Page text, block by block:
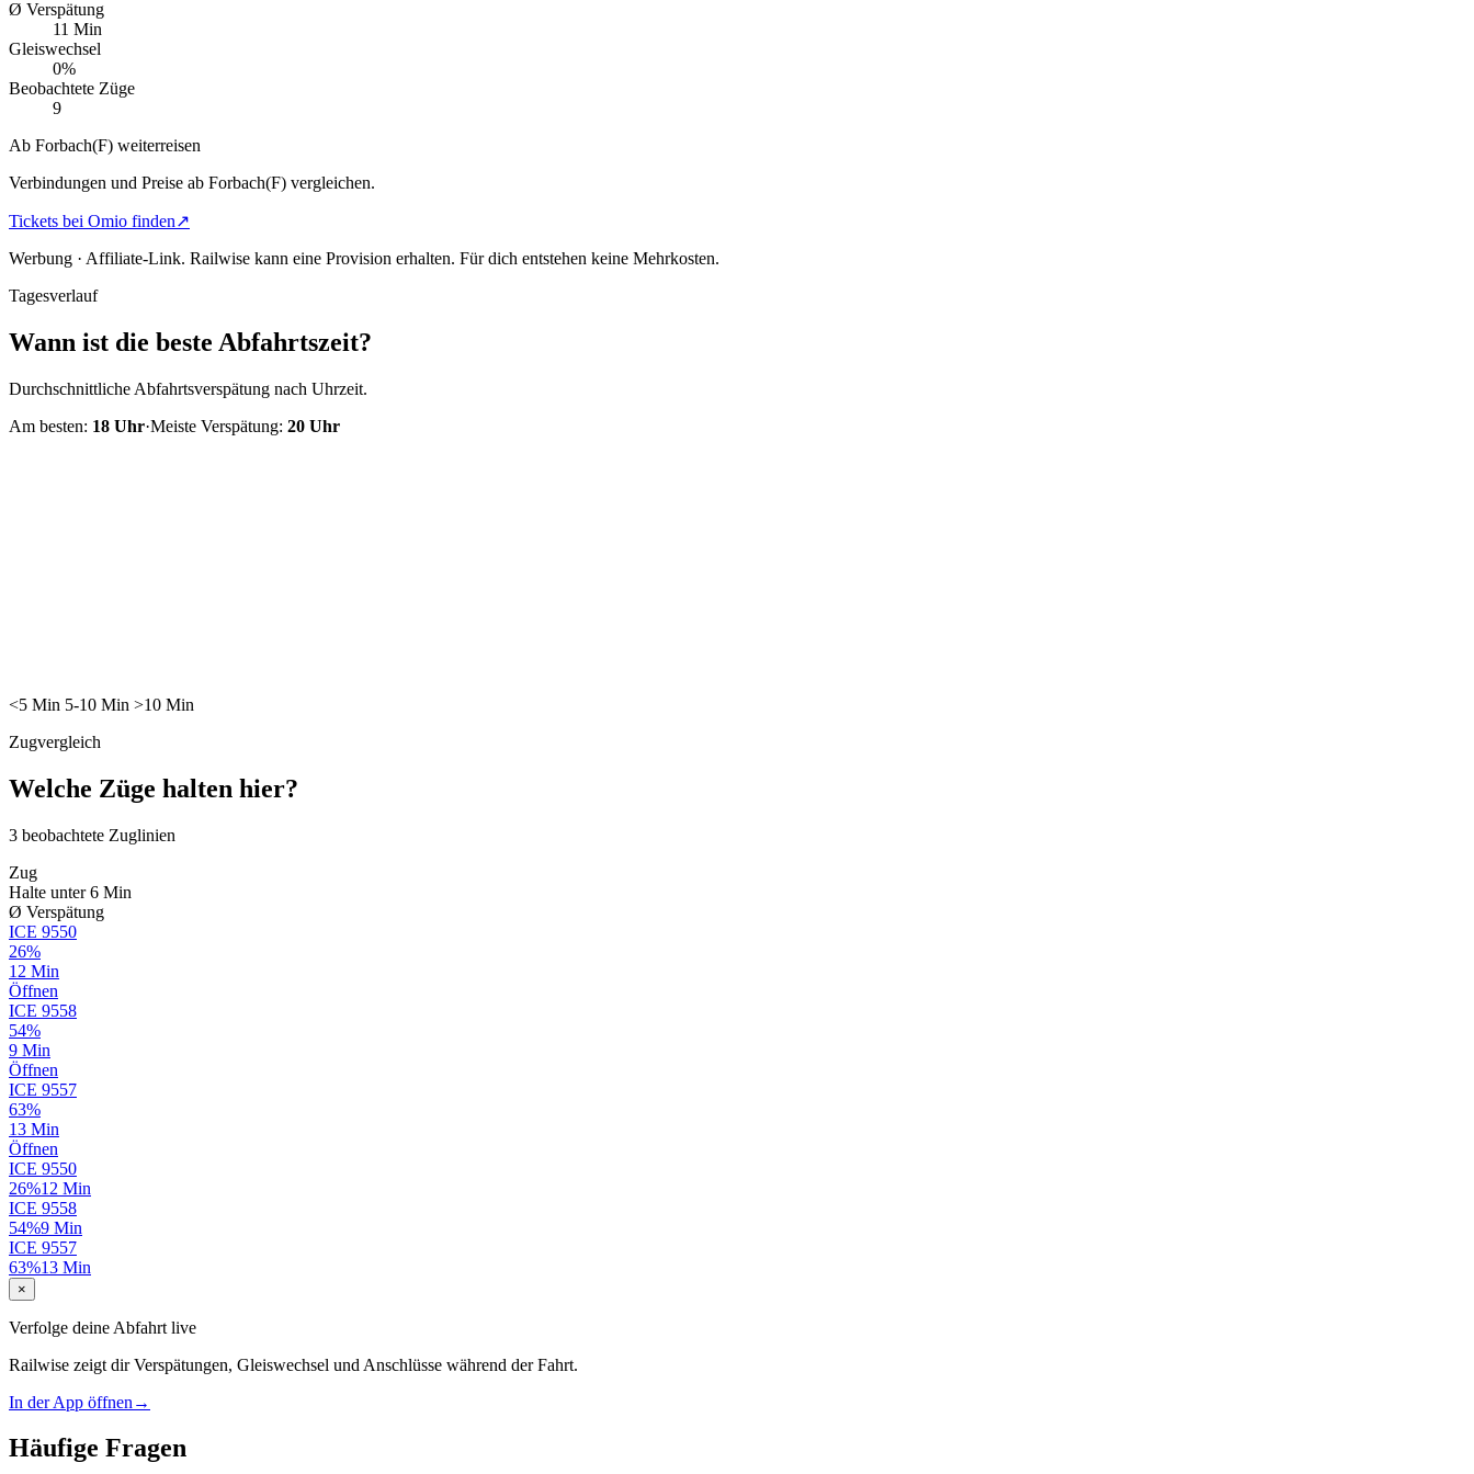
Ø Verspätung
11 Min
Gleiswechsel
0%
Beobachtete Züge
9
Ab Forbach(F) weiterreisen
Verbindungen und Preise ab Forbach(F) vergleichen.
Tickets bei Omio finden↗
Werbung · Affiliate-Link. Railwise kann eine Provision erhalten. Für dich entstehen keine Mehrkosten.
Tagesverlauf
Wann ist die beste Abfahrtszeit?
Durchschnittliche Abfahrtsverspätung nach Uhrzeit.
Am besten: 18 Uhr·Meiste Verspätung: 20 Uhr
<5 Min 5-10 Min >10 Min
Zugvergleich
Welche Züge halten hier?
3 beobachtete Zuglinien
Zug
Halte unter 6 Min
Ø Verspätung
ICE 9550
26%
12 Min
Öffnen
ICE 9558
54%
9 Min
Öffnen
ICE 9557
63%
13 Min
Öffnen
ICE 9550
26%12 Min
ICE 9558
54%9 Min
ICE 9557
63%13 Min
×
Verfolge deine Abfahrt live
Railwise zeigt dir Verspätungen, Gleiswechsel und Anschlüsse während der Fahrt.
In der App öffnen →
Häufige Fragen